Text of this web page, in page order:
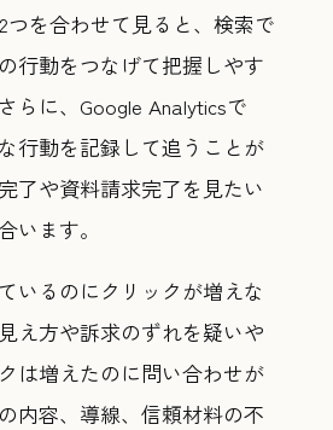
つを合わせて見ると、検索で
行動をつなげて把握しやす
らに、Google Analyticsで
行動を記録して追うことが
了や資料請求完了を見たい
います。
いるのにクリックが増えな
え方や訴求のずれを疑いや
は増えたのに問い合わせが
内容、導線、信頼材料の不